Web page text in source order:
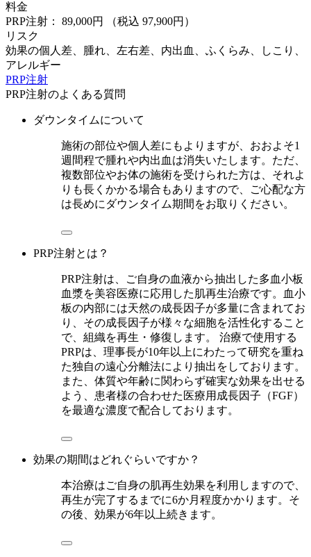
料金
PRP注射： 89,000円
（税込 97,900円）
リスク
効果の個人差、腫れ、左右差、内出血、ふくらみ、しこり、
アレルギー
PRP注射
PRP注射のよくある質問
ダウンタイムについて
施術の部位や個人差にもよりますが、おおよそ1
週間程で腫れや内出血は消失いたします。ただ、
複数部位やお体の施術を受けられた方は、それよ
りも長くかかる場合もありますので、ご心配な方
は長めにダウンタイム期間をお取りください。
PRP注射とは？
PRP注射は、ご自身の血液から抽出した多血小板
血漿を美容医療に応用した肌再生治療です。血小
板の内部には天然の成長因子が多量に含まれてお
り、その成長因子が様々な細胞を活性化すること
で、組織を再生・修復します。 治療で使用する
PRPは、理事長が10年以上にわたって研究を重ね
た独自の遠心分離法により抽出をしております。
また、体質や年齢に関わらず確実な効果を出せる
よう、患者様の合わせた医療用成長因子（FGF）
を最適な濃度で配合しております。
効果の期間はどれぐらいですか？
本治療はご自身の肌再生効果を利用しますので、
再生が完了するまでに6か月程度かかります。そ
の後、効果が6年以上続きます。